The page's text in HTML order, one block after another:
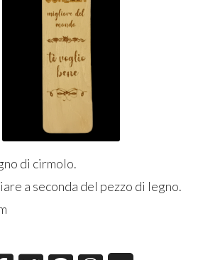
di cirmolo.
a seconda del pezzo di legno.